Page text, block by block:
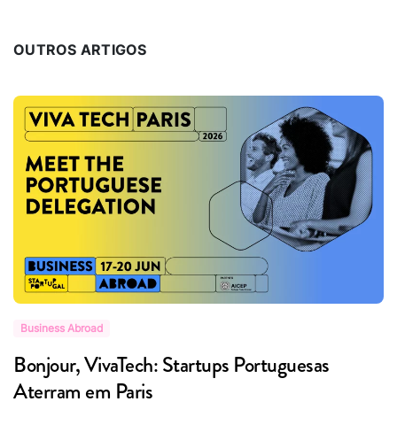
OUTROS ARTIGOS
Business Abroad
Bonjour, VivaTech: Startups Portuguesas
Aterram em Paris